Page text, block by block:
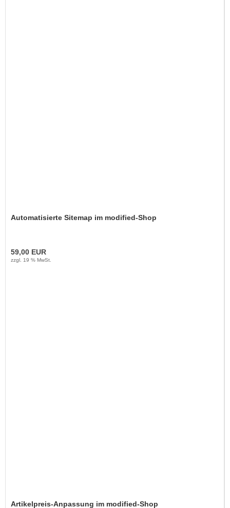
Automatisierte Sitemap im modified-Shop
59,00 EUR
zzgl. 19 % MwSt.
Artikelpreis-Anpassung im modified-Shop